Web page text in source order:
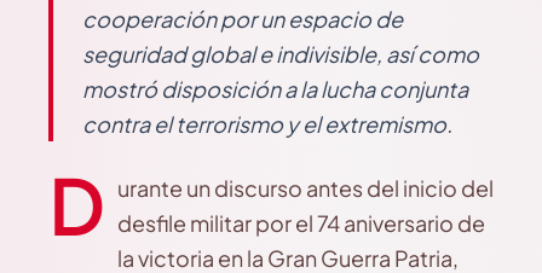
cooperación por un espacio de
seguridad global e indivisible, así como
mostró disposición a la lucha conjunta
contra el terrorismo y el extremismo.
D urante un discurso antes del inicio del
desfile militar por el 74 aniversario de
la victoria en la Gran Guerra Patria,